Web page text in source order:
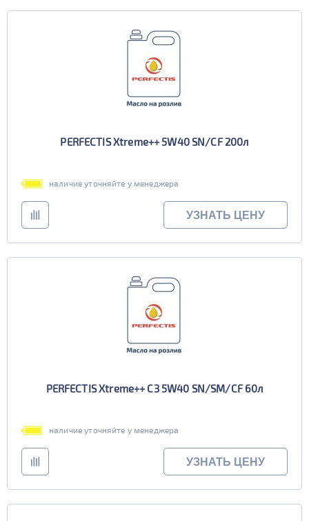
PERFECTIS Xtreme++ 5W40 SN/CF 200л
наличие уточняйте у менеджера
УЗНАТЬ ЦЕНУ
PERFECTIS Xtreme++ C3 5W40 SN/SM/CF 60л
наличие уточняйте у менеджера
УЗНАТЬ ЦЕНУ